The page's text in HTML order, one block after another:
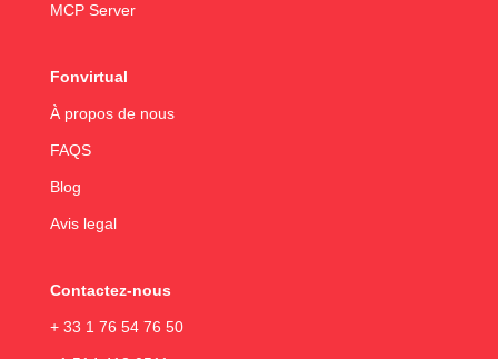
MCP Server
Fonvirtual
À propos de nous
FAQS
Blog
Avis legal
Contactez-nous
+ 33 1 76 54 76 50